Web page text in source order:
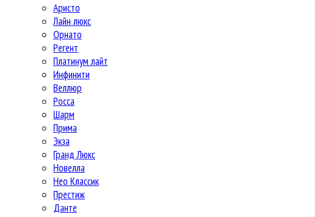
Аристо
Лайн люкс
Орнато
Регент
Платинум лайт
Инфинити
Веллюр
Росса
Шарм
Прима
Экза
Гранд Люкс
Новелла
Нео Классик
Престиж
Данте